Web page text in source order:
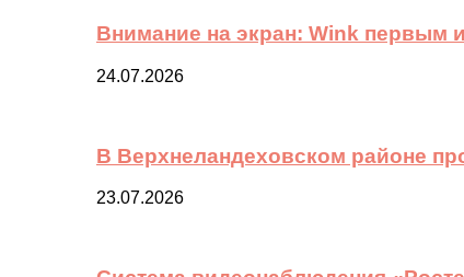
Внимание на экран: Wink первым
24.07.2026
В Верхнеландеховском районе
23.07.2026